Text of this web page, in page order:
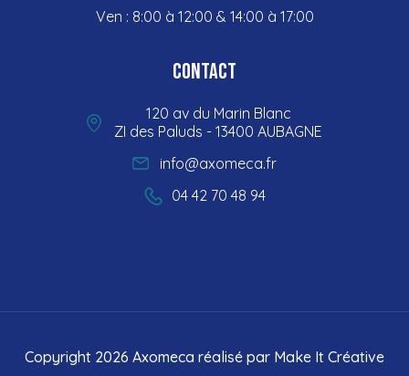
Ven : 8:00 à 12:00 & 14:00 à 17:00
Contact
120 av du Marin Blanc
ZI des Paluds - 13400 AUBAGNE
info@axomeca.fr
04 42 70 48 94
Copyright 2026 Axomeca réalisé par Make It Créative